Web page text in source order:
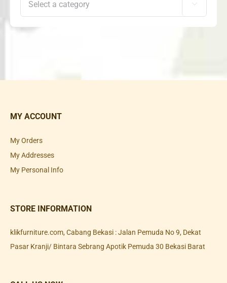

MY ACCOUNT
My Orders
My Addresses
My Personal Info
STORE INFORMATION
klikfurniture.com, Cabang Bekasi : Jalan Pemuda No 9, Dekat
Pasar Kranji/ Bintara Sebrang Apotik Pemuda 30 Bekasi Barat